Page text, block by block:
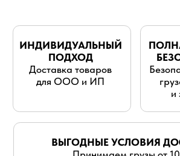
Срок доставки от 3х дней
Стоимость от 0.7 $/кг